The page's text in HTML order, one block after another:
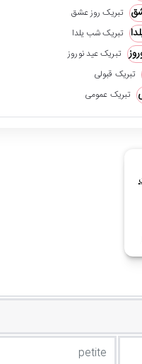
تبریک روز عشق
تبریک شب یلدا
تبریک عید نوروز
تبریک قبولی
تبریک عمومی
petite